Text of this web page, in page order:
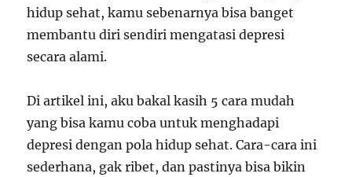
hidup sehat, kamu sebenarnya bisa banget
membantu diri sendiri mengatasi depresi
secara alami.
Di artikel ini, aku bakal kasih 5 cara mudah
yang bisa kamu coba untuk menghadapi
depresi dengan pola hidup sehat. Cara-cara ini
sederhana, gak ribet, dan pastinya bisa bikin